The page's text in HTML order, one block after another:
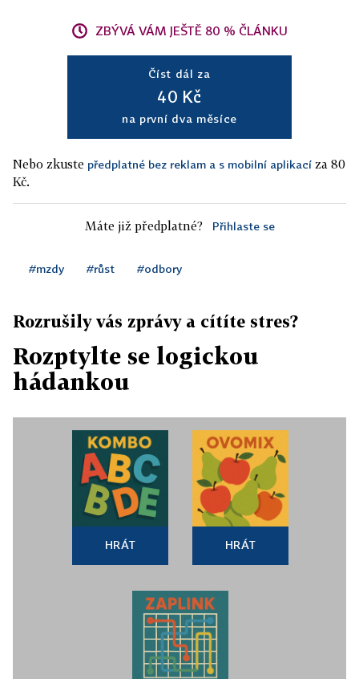
ZBÝVÁ VÁM JEŠTĚ 80 % ČLÁNKU
Číst dál za
40 Kč
na první dva měsíce
Nebo zkuste předplatné bez reklam a s mobilní aplikací za 80
Kč.
Máte již předplatné? Přihlaste se
#mzdy #růst #odbory
Rozrušily vás zprávy a cítíte stres?
Rozptylte se logickou
hádankou
HRÁT HRÁT